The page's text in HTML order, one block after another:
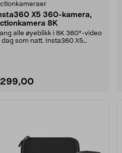
X5 360-kamera,
8K
alle øyeblikk i 8K 360°-video
dag som natt. Insta360 X5